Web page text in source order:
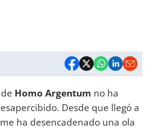
Homo Argentum no ha
Desde que llegó a
ha desencadenado una ola